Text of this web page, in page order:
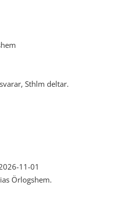
Sthlm deltar.
11-01
Örlogshem.